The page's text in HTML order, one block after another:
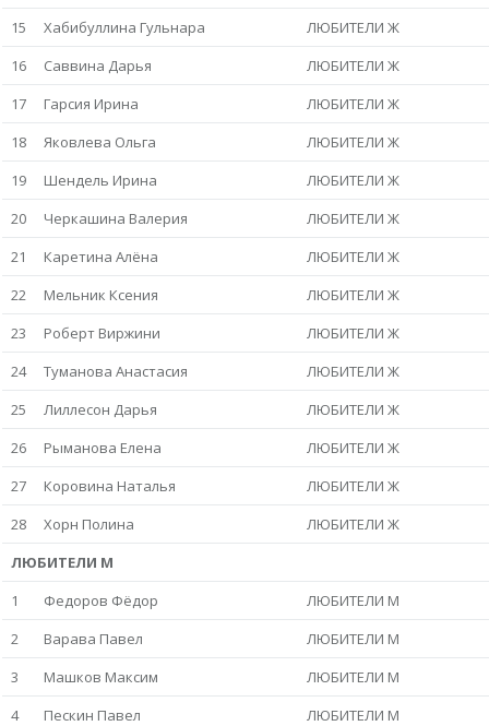
15
Хабибуллина Гульнара
ЛЮБИТЕЛИ Ж
16
Саввина Дарья
ЛЮБИТЕЛИ Ж
17
Гарсия Ирина
ЛЮБИТЕЛИ Ж
18
Яковлева Ольга
ЛЮБИТЕЛИ Ж
19
Шендель Ирина
ЛЮБИТЕЛИ Ж
20
Черкашина Валерия
ЛЮБИТЕЛИ Ж
21
Каретина Алёна
ЛЮБИТЕЛИ Ж
22
Мельник Ксения
ЛЮБИТЕЛИ Ж
23
Роберт Виржини
ЛЮБИТЕЛИ Ж
24
Туманова Анастасия
ЛЮБИТЕЛИ Ж
25
Лиллесон Дарья
ЛЮБИТЕЛИ Ж
26
Рыманова Елена
ЛЮБИТЕЛИ Ж
27
Коровина Наталья
ЛЮБИТЕЛИ Ж
28
Хорн Полина
ЛЮБИТЕЛИ Ж
ЛЮБИТЕЛИ М
1
Федоров Фёдор
ЛЮБИТЕЛИ М
2
Варава Павел
ЛЮБИТЕЛИ М
3
Машков Максим
ЛЮБИТЕЛИ М
4
Пескин Павел
ЛЮБИТЕЛИ М